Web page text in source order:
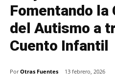
Fomentando la
del Autismo a
Cuento Infantil
Por Otras Fuentes 13 febrero, 2026